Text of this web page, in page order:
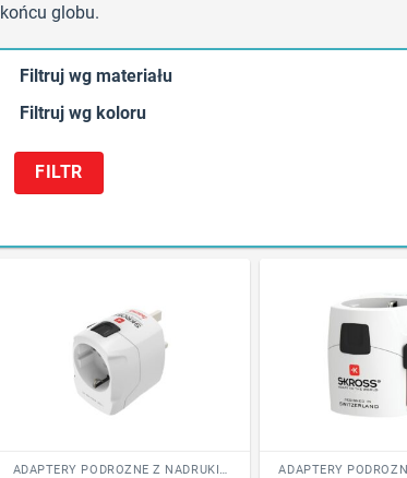
końcu globu.
Filtruj wg materiału
Filtruj wg koloru
FILTR
ADAPTERY PODRÓŻNE Z NADRUKIEM LOGO